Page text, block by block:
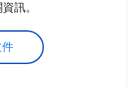
訊。